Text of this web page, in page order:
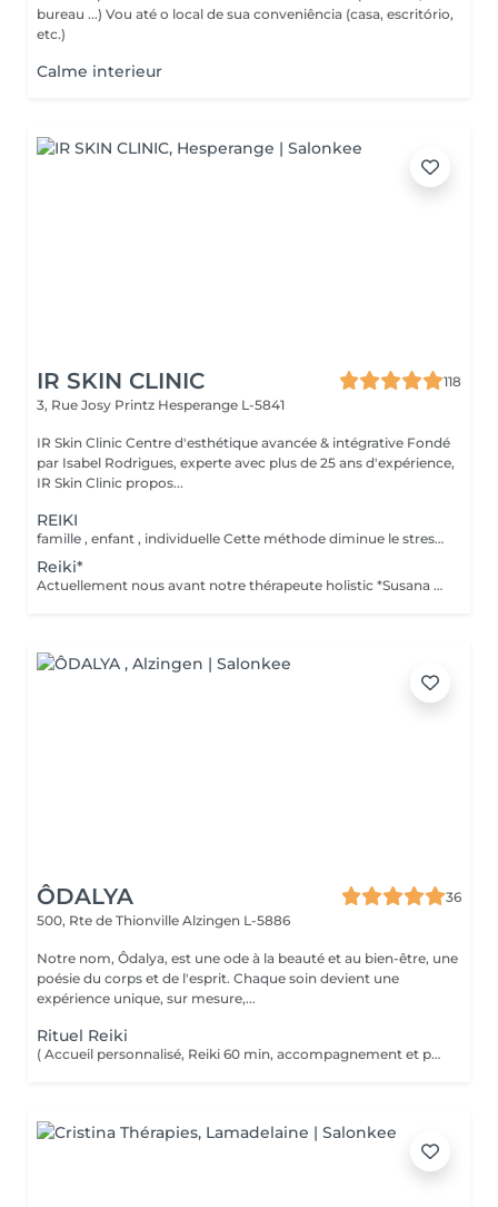
bureau ...) Vou até o local de sua conveniência (casa, escritório,
etc.)
Calme interieur
IR SKIN CLINIC
118
3, Rue Josy Printz Hesperange L-5841
IR Skin Clinic Centre d'esthétique avancée & intégrative Fondé
par Isabel Rodrigues, experte avec plus de 25 ans d'expérience,
IR Skin Clinic propos...
REIKI
famille , enfant , individuelle Cette méthode diminue le stress, relâche les blocages émotionnels, calme les douleurs physiques, et vous amener à un bien-être général, ainsi qu'une paix intérieure. Libère les blocages énergétiques, renforce le système immunitaire, atténue la douleur et élimine les toxines du corps
Reiki*
Actuellement nous avant notre thérapeute holistic *Susana Ferreira, qui vient 1x par mois , téléphoner pour prendre rdv . famille , enfant , individuelle Libère les blocages énergétiques, renforce le système immunitaire, atténue la douleur et élimine les toxines du corps.
ÔDALYA
36
500, Rte de Thionville Alzingen L-5886
Notre nom, Ôdalya, est une ode à la beauté et au bien-être, une
poésie du corps et de l'esprit. Chaque soin devient une
expérience unique, sur mesure,...
Rituel Reiki
( Accueil personnalisé, Reiki 60 min, accompagnement et partage ) Soin énergétique d'origine japonaise qui permet de faire circuler et d'harmoniser l'énergie du corps. Le Reiki aide à apaiser le corps et l'esprit, favorise la relaxation, contribue à améliorer le sommeil, calme les tensions.